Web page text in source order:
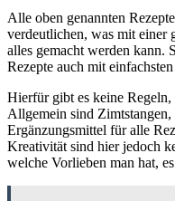
Alle oben genannten
verdeutlichen, was mit einer
alles gemacht werden kann.
Rezepte auch mit
Hierfür gibt es keine
Allgemein sind
Ergänzungsmittel für alle
Kreativität sind hier jedoch
welche Vorlieben man hat,